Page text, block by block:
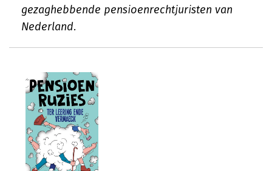
gezaghebbende pensioenrechtjuristen van
Nederland.